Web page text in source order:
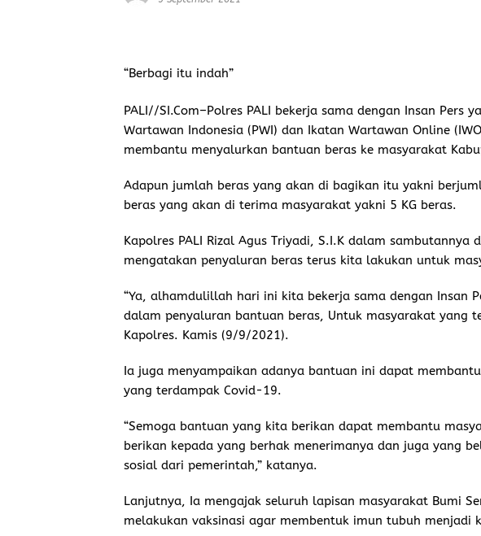
“Berbagi itu indah”
PALI//SI.Com–Polres PALI bekerja sama dengan Insan Pers
Wartawan Indonesia (PWI) dan Ikatan Wartawan Online
membantu menyalurkan bantuan beras ke masyarakat
Adapun jumlah beras yang akan di bagikan itu yakni
beras yang akan di terima masyarakat yakni 5 KG beras.
Kapolres PALI Rizal Agus Triyadi, S.I.K dalam
mengatakan penyaluran beras terus kita lakukan untuk
“Ya, alhamdulillah hari ini kita bekerja sama dengan Insan
dalam penyaluran bantuan beras, Untuk masyarakat yang
Kapolres. Kamis (9/9/2021).
Ia juga menyampaikan adanya bantuan ini dapat
yang terdampak Covid-19.
“Semoga bantuan yang kita berikan dapat membantu
berikan kepada yang berhak menerimanya dan juga yang
sosial dari pemerintah,” katanya.
Lanjutnya, Ia mengajak seluruh lapisan masyarakat Bumi
melakukan vaksinasi agar membentuk imun tubuh menjadi